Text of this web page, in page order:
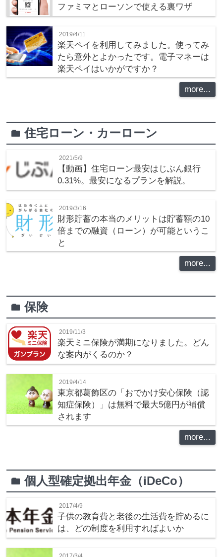
ファミマとローソンで使える裏ワザ
2019/4/11
楽天ペイを利用してみました。使ってみ
たら意外とよかったです。電子マネーは
楽天ペイはいかがですか？
more...
folder住宅ローン・カーローン
2021/5/9
【動画】住宅ローン最安はじぶん銀行
0.31%。最安になるプランを解説。
2019/3/16
財形貯蓄の本当のメリットは貯蓄額の10
倍までの融資（ローン）が可能というこ
と
more...
folder保険
2019/11/3
楽天ミニ保険が満期になりました。どん
な案内がくるのか？
2019/4/14
東京都葛飾区の「おでかけ安心保険（認
知症保険）」は無料で最大5億円が補償
されます
more...
folder個人型確定拠出年金（iDeCo）
2017/4/9
子供の教育費と老後の生活費を貯めるに
は、どの制度を利用すればよいか